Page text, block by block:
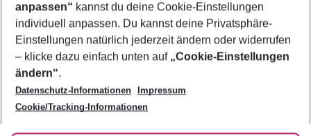
Footer
Footer navigation
Über uns
AGB
Bestpreisgarantie
Cookie-Einstellungen ändern
Cookie-Richtlinie
Agenturbetreuung
Barrierefreies Reisen
Folge uns
anpassen“ kannst du deine Cookie-Einstellungen
individuell anpassen. Du kannst deine Privatsphäre-
Einstellungen natürlich jederzeit ändern oder widerrufen
– klicke dazu einfach unten auf „Cookie-Einstellungen
ändern“.
Datenschutz-Informationen
Impressum
Cookie/Tracking-Informationen